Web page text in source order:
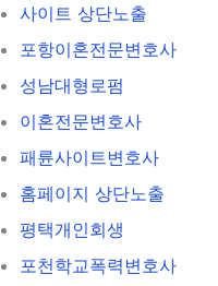
사이트 상단노출
포항이혼전문변호사
성남대형로펌
이혼전문변호사
패륜사이트변호사
홈페이지 상단노출
평택개인회생
포천학교폭력변호사